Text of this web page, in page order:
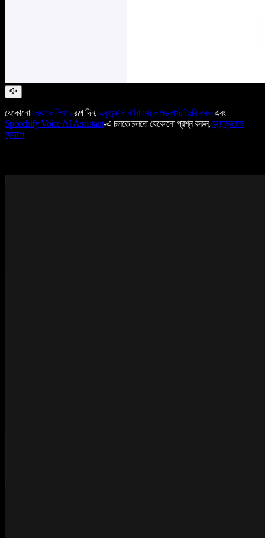
যেকোনোলেখাকে স্পিচেরূপ দিন, ডকুমেন্ট বা বর্ণনা থেকে পডকাস্ট তৈরি করুনএবং
Speechify Voice AI Assistant-এ চলতে চলতে যেকোনো প্রশ্ন করুন,অ্যান্ড্রয়েড
অ্যাপে